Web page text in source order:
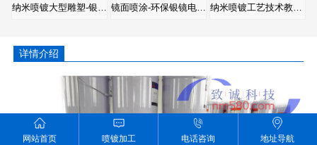
镜面喷涂-环保银镜电镀-纳米喷镀
详情介绍
网站首页 喷镀加工 电话咨询 地址导航